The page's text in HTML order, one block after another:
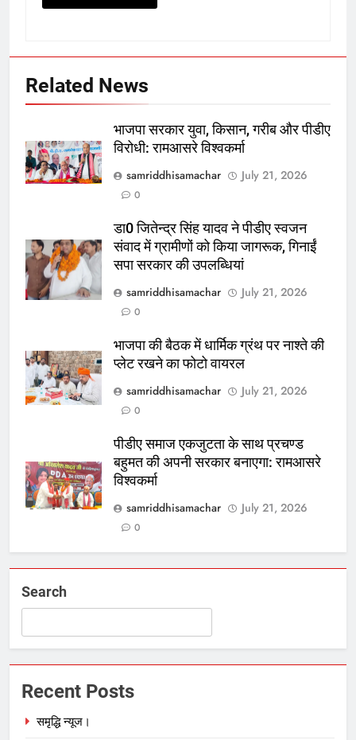
Related News
भाजपा सरकार युवा, किसान, गरीब और पीडीए
विरोधी: रामआसरे विश्वकर्मा
samriddhisamachar
July 21, 2026
0
डा0 जितेन्द्र सिंह यादव ने पीडीए स्वजन
संवाद में ग्रामीणों को किया जागरूक, गिनाईं
सपा सरकार की उपलब्धियां
samriddhisamachar
July 21, 2026
0
भाजपा की बैठक में धार्मिक ग्रंथ पर नाश्ते की
प्लेट रखने का फोटो वायरल
samriddhisamachar
July 21, 2026
0
पीडीए समाज एकजुटता के साथ प्रचण्ड
बहुमत की अपनी सरकार बनाएगा: रामआसरे
विश्वकर्मा
samriddhisamachar
July 21, 2026
0
Search
Recent Posts
समृद्धि न्यूज।